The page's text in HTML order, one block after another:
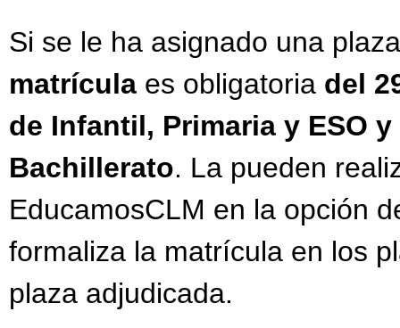
Si se le ha asignado una
matrícula es obligatoria del
de Infantil, Primaria y ESO
Bachillerato. La pueden
EducamosCLM en la opción
formaliza la matrícula en los
plaza adjudicada.